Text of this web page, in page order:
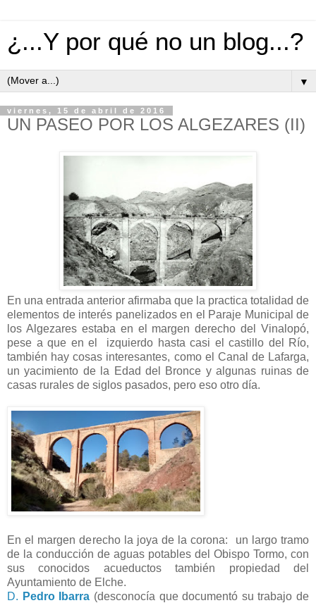
¿...Y por qué no un blog...?
▼
viernes, 15 de abril de 2016
UN PASEO POR LOS ALGEZARES (II)
En una entrada anterior afirmaba que la practica totalidad de
elementos de interés panelizados en el Paraje Municipal de
los Algezares estaba en el margen derecho del Vinalopó,
pese a que en el izquierdo hasta casi el castillo del Río,
también hay cosas interesantes, como el Canal de Lafarga,
un yacimiento de la Edad del Bronce y algunas ruinas de
casas rurales de siglos pasados, pero eso otro día.
En el margen derecho la joya de la corona: un largo tramo
de la conducción de aguas potables del Obispo Tormo, con
sus conocidos acueductos también propiedad del
Ayuntamiento de Elche.
D. Pedro Ibarra (desconocía que documentó su trabajo de